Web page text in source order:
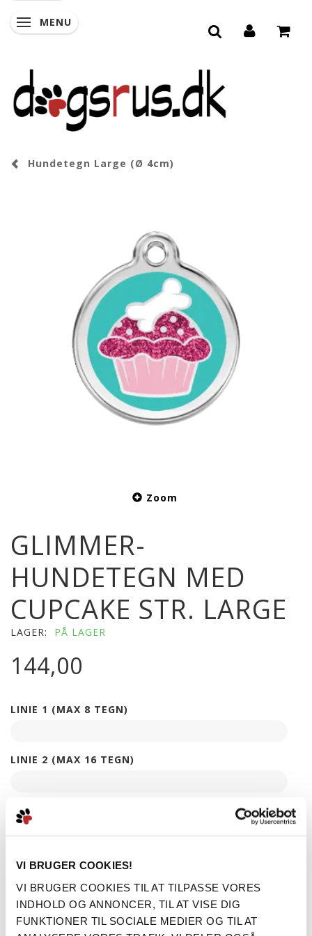
VI BRUGER COOKIES!
VI BRUGER COOKIES TIL AT TILPASSE VORES
INDHOLD OG ANNONCER, TIL AT VISE DIG
FUNKTIONER TIL SOCIALE MEDIER OG TIL AT
SKIFTE NAVIGATION
MENU
Hundetegn Large (Ø 4cm)
Zoom
GLIMMER-
HUNDETEGN MED
CUPCAKE STR. LARGE
LAGER: PÅ LAGER
144,00
LINIE 1 (MAX 8 TEGN)
LINIE 2 (MAX 16 TEGN)
LINIE 3 (MAX 22 TEGN)
LINIE 4 (MAX 22 TEGN)
LINIE 5 (MAX 16 TEGN)